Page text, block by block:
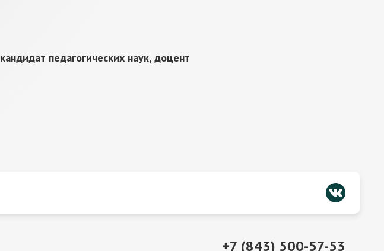
кандидат педагогических наук, доцент
+7 (843) 500-57-53